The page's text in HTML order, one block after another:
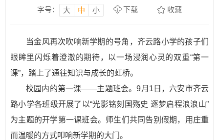
字号：
大 中 小 下载 收藏
当金风再次吹响新学期的号角，齐云路小学的孩子们
眼眸里闪烁着澄澈的期待，以一场浸润心灵的双重“第一
课”，踏上了通往知识与成长的虹桥。
校园内的第一课——主题班会。9月1日，六安市齐云
路小学各班级开展了以“光影铭刻国殇史 逐梦启程浪浪山”
为主题的开学第一课班会。师生们共同告别假期，用庄重
而温暖的方式叩响新学期的大门。